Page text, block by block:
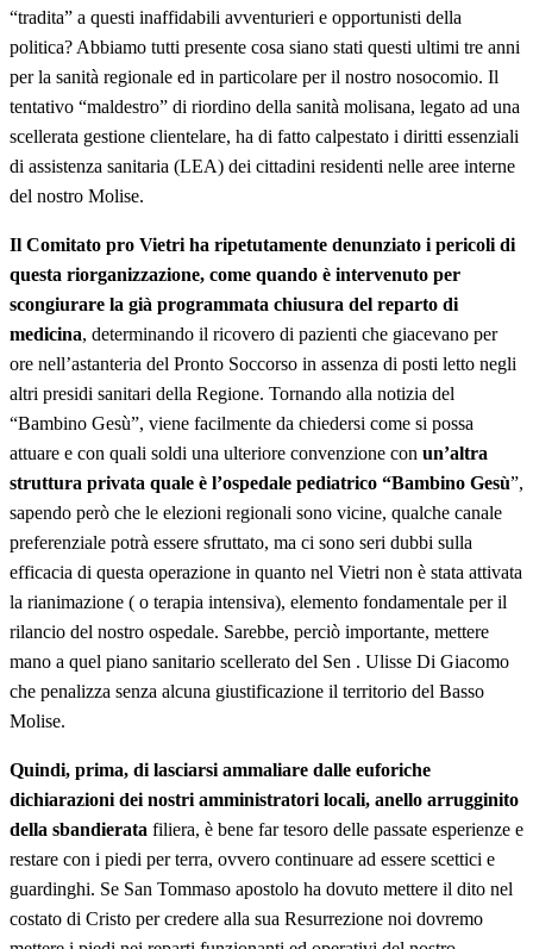
“tradita” a questi inaffidabili avventurieri e opportunisti della
politica? Abbiamo tutti presente cosa siano stati questi ultimi tre anni
per la sanità regionale ed in particolare per il nostro nosocomio. Il
tentativo “maldestro” di riordino della sanità molisana, legato ad una
scellerata gestione clientelare, ha di fatto calpestato i diritti essenziali
di assistenza sanitaria (LEA) dei cittadini residenti nelle aree interne
del nostro Molise.
Il Comitato pro Vietri ha ripetutamente denunziato i pericoli di
questa riorganizzazione, come quando è intervenuto per
scongiurare la già programmata chiusura del reparto di
medicina, determinando il ricovero di pazienti che giacevano per
ore nell’astanteria del Pronto Soccorso in assenza di posti letto negli
altri presidi sanitari della Regione. Tornando alla notizia del
“Bambino Gesù”, viene facilmente da chiedersi come si possa
attuare e con quali soldi una ulteriore convenzione con un’altra
struttura privata quale è l’ospedale pediatrico “Bambino Gesù”,
sapendo però che le elezioni regionali sono vicine, qualche canale
preferenziale potrà essere sfruttato, ma ci sono seri dubbi sulla
efficacia di questa operazione in quanto nel Vietri non è stata attivata
la rianimazione ( o terapia intensiva), elemento fondamentale per il
rilancio del nostro ospedale. Sarebbe, perciò importante, mettere
mano a quel piano sanitario scellerato del Sen . Ulisse Di Giacomo
che penalizza senza alcuna giustificazione il territorio del Basso
Molise.
Quindi, prima, di lasciarsi ammaliare dalle euforiche
dichiarazioni dei nostri amministratori locali, anello arrugginito
della sbandierata filiera, è bene far tesoro delle passate esperienze e
restare con i piedi per terra, ovvero continuare ad essere scettici e
guardinghi. Se San Tommaso apostolo ha dovuto mettere il dito nel
costato di Cristo per credere alla sua Resurrezione noi dovremo